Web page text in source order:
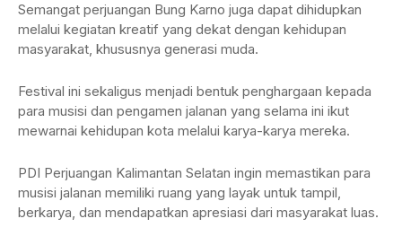
Semangat perjuangan Bung Karno juga dapat dihidupkan
melalui kegiatan kreatif yang dekat dengan kehidupan
masyarakat, khususnya generasi muda.
Festival ini sekaligus menjadi bentuk penghargaan kepada
para musisi dan pengamen jalanan yang selama ini ikut
mewarnai kehidupan kota melalui karya-karya mereka.
PDI Perjuangan Kalimantan Selatan ingin memastikan para
musisi jalanan memiliki ruang yang layak untuk tampil,
berkarya, dan mendapatkan apresiasi dari masyarakat luas.